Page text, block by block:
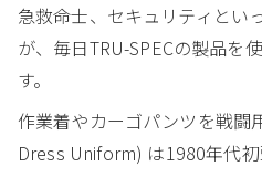
急救命士、セキュリティとい
が、毎日TRU-SPECの製品を
す。
作業着やカーゴパンツを戦
Dress Uniform) は1980年代